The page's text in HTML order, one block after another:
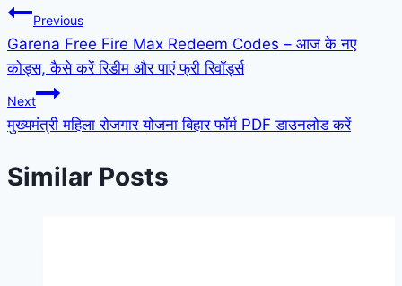
Post
navigation
Previous
Garena Free Fire Max Redeem Codes – आज के नए
कोड्स, कैसे करें रिडीम और पाएं फ्री रिवॉर्ड्स
Next
मुख्यमंत्री महिला रोजगार योजना बिहार फॉर्म PDF डाउनलोड करें
Similar Posts